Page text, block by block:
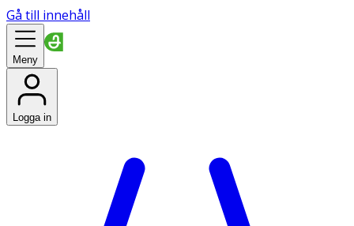
Gå till innehåll
Meny
Logga in